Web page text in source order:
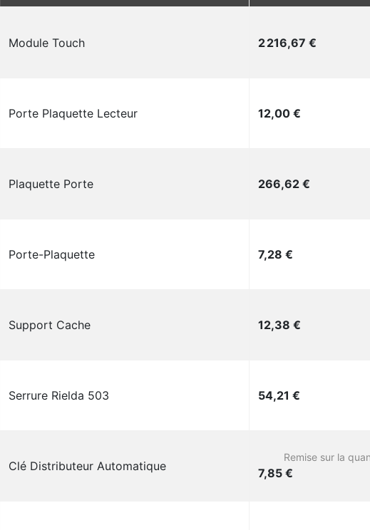
Module Touch Prix
2 216,67 €
Porte Plaquette Lecteur Prix
12,00 €
Plaquette Porte Prix
266,62 €
Porte-Plaquette Prix
7,28 €
Support Cache Prix
12,38 €
Serrure Rielda 503 Prix
54,21 €
Clé Distributeur Automatique
Remise sur la
Prix
7,85 €